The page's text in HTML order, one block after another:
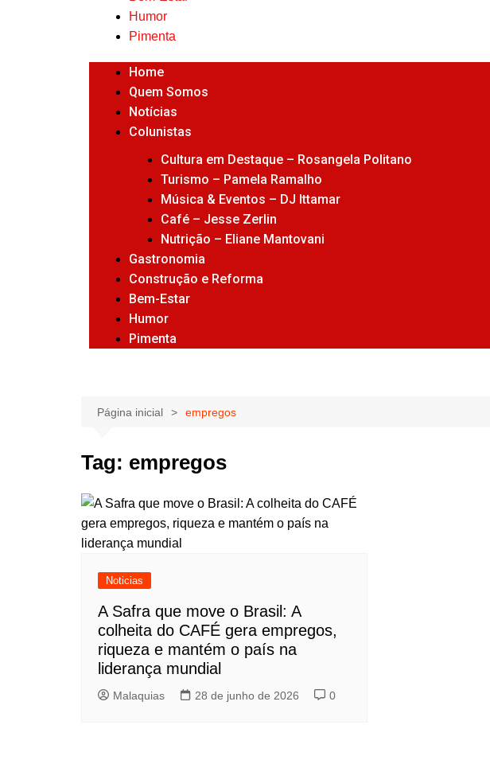
Humor
Pimenta
Home
Quem Somos
Notícias
Colunistas
Cultura em Destaque – Rosangela Politano
Turismo – Pamela Ramalho
Música & Eventos – DJ Ittamar
Café – Jesse Zerlin
Nutrição – Eliane Mantovani
Gastronomia
Construção e Reforma
Bem-Estar
Humor
Pimenta
Página inicial empregos
Tag: empregos
Noticias
A Safra que move o Brasil: A
colheita do CAFÉ gera empregos,
riqueza e mantém o país na
liderança mundial
Malaquias 28 de junho de 2026 0